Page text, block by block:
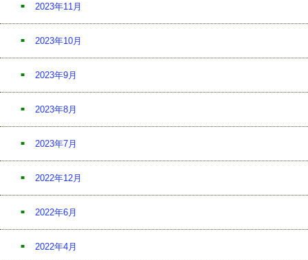
2023年11月
2023年10月
2023年9月
2023年8月
2023年7月
2022年12月
2022年6月
2022年4月